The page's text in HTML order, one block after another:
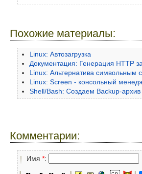
Похожие материалы:
Linux: Автозагрузка
Документация: Генерация HTTP
Linux: Альтернатива символьным
Linux: Screen - консольный
Shell/Bash: Создаем Backup-архив
Комментарии:
Имя *: